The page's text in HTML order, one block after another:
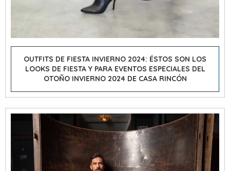
OUTFITS DE FIESTA INVIERNO 2024: ÉSTOS SON LOS
LOOKS DE FIESTA Y PARA EVENTOS ESPECIALES DEL
OTOÑO INVIERNO 2024 DE CASA RINCÓN